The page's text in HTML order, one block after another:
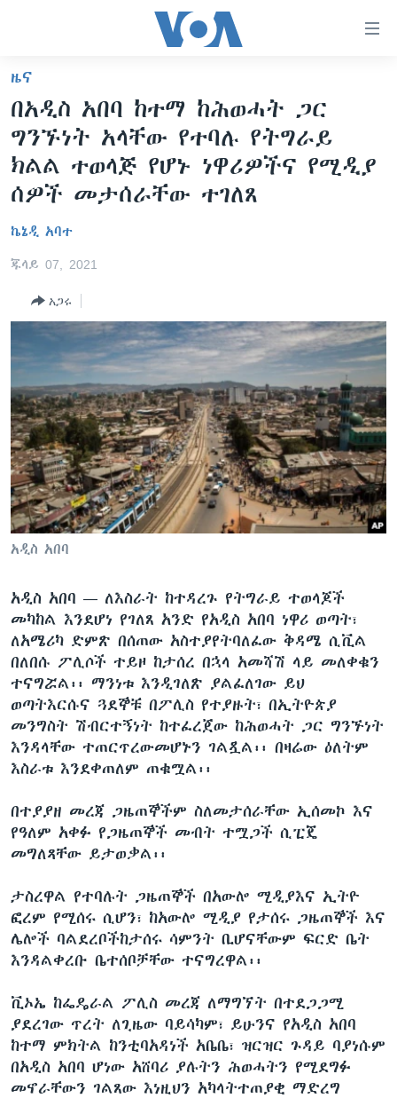
ማገናኛዎች
ዋናው
ይዘት
እለፍ
ዋናው
ይዘት
ወደ
ይዘት
አፍሪካ
ዓለምአቀፍ
ኑሮ በጤንነት
ጋቢና ቪኦኤ
ከምሽቱ ሦስት ሰዓት የአማርኛ ዜና
ቪዲዮ
Learning English
ይከተሉን
ቋንቋዎች
ዜና
በአዲስ አበባ ከተማ ከሕወሓት ጋር
ግንኙነት አላቸው የተባሉ የትግራይ
ክልል ተወላጅ የሆኑ ነዋሪዎችና የሚዲያ
ሰዎች መታሰራቸው ተገለጸ
ኬኔዲ አባተ
ጁላይ 07, 2021
አጋሩ
አዲስ አበባ
አዲስ አበባ — ለእስራት ከተዳረጉ የትግራይ ተወላጆች
መካከል እንደሆነ የገለጸ አንድ የአዲስ አበባ ነዋሪ ወጣት፣
ለአሜሪካ ድምጽ በሰጠው አስተያየትባለፈው ቅዳሜ ሲቪል
በለበሱ ፖሊሶች ተይዞ ከታሰረ በኋላ አመሻሽ ላይ መለቀቁን
ተናግሯል፡፡ ማንነቱ እንዲገለጽ ያልፈለገው ይህ
ወጣትእርሱና ጓደኞቹ በፖሊስ የተያዙት፣ በኢትዮጵያ
መንግስት ሽብርተኝነት ከተፈረጀው ከሕወሓት ጋር ግንኙነት
እንዳላቸው ተጠርጥረውመሆኑን ገልጿል፡፡ በዛሬው ዕለትም
እስራቱ እንደቀጠለም ጠቁሟል፡፡
በተያያዘ መረጃ ጋዜጠኞችም ስለመታሰራቸው ኢሰመኮ እና
የዓለም አቀፉ የጋዜጠኞች መብት ተሟጋች ሲፒጄ
መግለጻቸው ይታወቃል፡፡
ታስረዋል የተባሉት ጋዜጠኞች በአውሎ ሚዲያእና ኢትዮ
ፎረም የሚሰሩ ሲሆን፣ ከአውሎ ሚዲያ የታሰሩ ጋዜጠኞች እና
ሌሎች ባልደረቦችከታሰሩ ሳምንት ቢሆናቸውም ፍርድ ቤት
እንዳልቀረቡ ቤተሰቦቻቸው ተናግረዋል፡፡
ቪኦኤ ከፌዴራል ፖሊስ መረጃ ለማግኘት በተደጋጋሚ
ያደረገው ጥረት ለጊዜው ባይሳካም፣ ይሁንና የአዲስ አበባ
ከተማ ምክትል ከንቲባአዳነች አቤቤ፣ ዝርዝር ጉዳይ ባያነሱም
በአዲስ አበባ ሆነው አሸባሪ ያሉትን ሕወሓትን የሚደግፉ
መኖራቸውን ገልጸው እነዚህን አካላትተጠያቂ ማድረግ